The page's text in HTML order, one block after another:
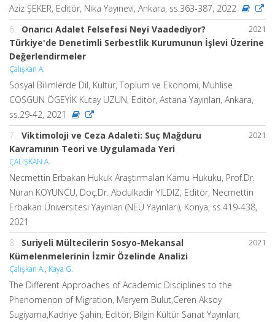
Aziz ŞEKER, Editör, Nika Yayınevi, Ankara, ss.363-387, 2022
2021
6.
Onarıcı Adalet Felsefesi Neyi Vaadediyor?
Türkiye'de Denetimli Serbestlik Kurumunun İşlevi Üzerine
Değerlendirmeler
Çalışkan A.
Sosyal Bilimlerde Dil, Kültür, Toplum ve Ekonomi, Muhlise
COSGUN ÖGEYİK Kutay UZUN, Editör, Astana Yayınları, Ankara,
ss.29-42, 2021
2021
7.
Viktimoloji ve Ceza Adaleti: Suç Mağduru
Kavramının Teori ve Uygulamada Yeri
ÇALIŞKAN A.
Necmettin Erbakan Hukuk Araştırmaları Kamu Hukuku, Prof.Dr.
Nuran KOYUNCU, Doç.Dr. Abdulkadir YILDIZ, Editör, Necmettin
Erbakan Üniversitesi Yayınları (NEÜ Yayınları), Konya, ss.419-438,
2021
2021
8.
Suriyeli Mültecilerin Sosyo-Mekansal
Kümelenmelerinin İzmir Özelinde Analizi
Çalışkan A., Kaya G.
The Different Approaches of Academic Disciplines to the
Phenomenon of Migration, Meryem Bulut,Ceren Aksoy
Sugiyama,Kadriye Şahin, Editör, Bilgin Kültür Sanat Yayınları,